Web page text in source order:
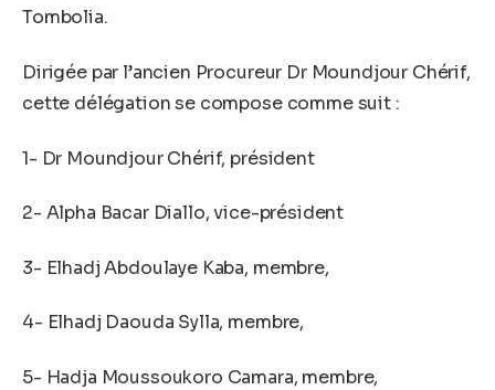
Tombolia.
Dirigée par l’ancien Procureur Dr Moundjour Chérif,
cette délégation se compose comme suit :
1- Dr Moundjour Chérif, président
2- Alpha Bacar Diallo, vice-président
3- Elhadj Abdoulaye Kaba, membre,
4- Elhadj Daouda Sylla, membre,
5- Hadja Moussoukoro Camara, membre,